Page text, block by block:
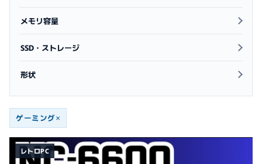
メモリ容量
SSD・ストレージ
形状
ゲーミング×
レトロPC